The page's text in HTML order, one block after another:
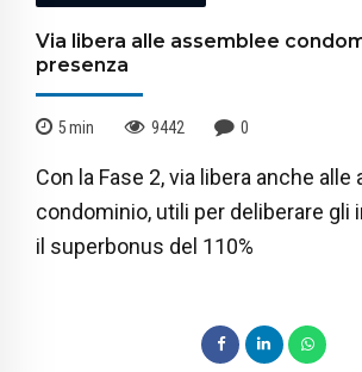
Via libera alle assemblee
presenza
5min 9442 0
Con la Fase 2, via libera anche
condominio, utili per deliberare gli
il superbonus del 110%